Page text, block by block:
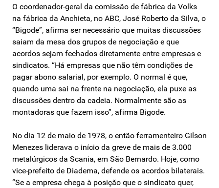
O coordenador-geral da comissão de fábrica da Volks
na fábrica da Anchieta, no ABC, José Roberto da Silva, o
“Bigode”, afirma ser necessário que muitas discussões
saiam da mesa dos grupos de negociação e que
acordos sejam fechados diretamente entre empresas e
sindicatos. “Há empresas que não têm condições de
pagar abono salarial, por exemplo. O normal é que,
quando uma sai na frente na negociação, ela puxe as
discussões dentro da cadeia. Normalmente são as
montadoras que fazem isso”, afirma Bigode.
No dia 12 de maio de 1978, o então ferramenteiro Gilson
Menezes liderava o início da greve de mais de 3.000
metalúrgicos da Scania, em São Bernardo. Hoje, como
vice-prefeito de Diadema, defende os acordos bilaterais.
“Se a empresa chega à posição que o sindicato quer,